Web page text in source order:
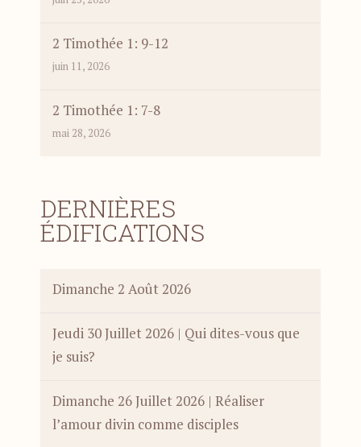
2 Timothée 1: 9-12
juin 11, 2026
2 Timothée 1: 7-8
mai 28, 2026
DERNIÈRES
ÉDIFICATIONS
Dimanche 2 Août 2026
Jeudi 30 Juillet 2026 | Qui dites-vous que
je suis?
Dimanche 26 Juillet 2026 | Réaliser
l’amour divin comme disciples